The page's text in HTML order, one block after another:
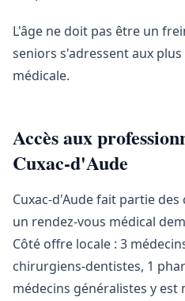
L'âge ne doit pas être un
seniors s'adressent aux
médicale.
Accès aux
Cuxac-d'Aude
Cuxac-d'Aude fait partie
un rendez-vous médical
Côté offre locale : 3
chirurgiens-dentistes, 1
médecins généralistes y est